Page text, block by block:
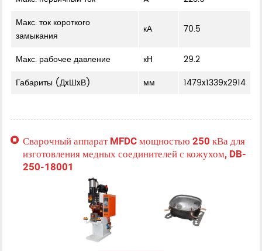
Макс. ток короткого
замыкания
кА 70.5
Макс. рабочее давление кН
29.2
Габариты (ДxШxВ)
мм 1479x1339x2914
Сварочный аппарат MFDC мощностью 250 кВа для
изготовления медных соединителей с кожухом, DB-
250-18001